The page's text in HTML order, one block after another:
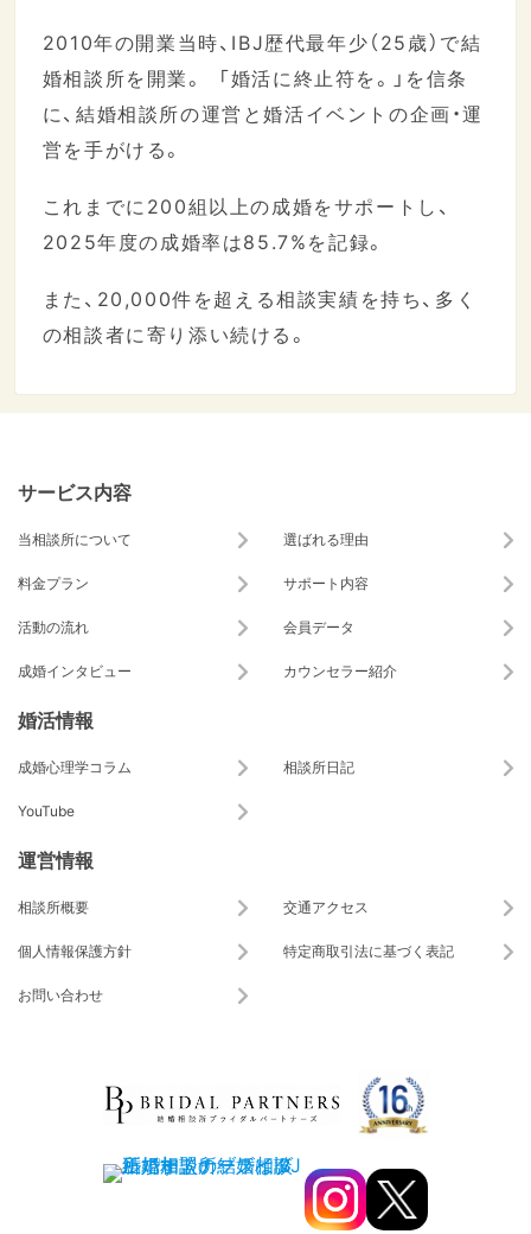
2010年の開業当時、IBJ歴代最年少（25歳）で結
婚相談所を開業。 「婚活に終止符を。」を信条
に、結婚相談所の運営と婚活イベントの企画・運
営を手がける。
これまでに200組以上の成婚をサポートし、
2025年度の成婚率は85.7%を記録。
また、20,000件を超える相談実績を持ち、多く
の相談者に寄り添い続ける。
サービス内容
当相談所について 選ばれる理由
料金プラン サポート内容
活動の流れ 会員データ
成婚インタビュー カウンセラー紹介
婚活情報
成婚心理学コラム 相談所日記
YouTube
運営情報
相談所概要 交通アクセス
個人情報保護方針 特定商取引法に基づく表記
お問い合わせ